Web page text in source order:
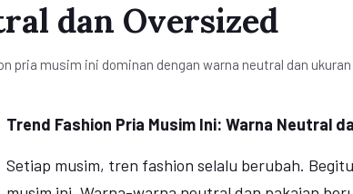
dan Oversized
pria musim ini dominan dengan warna neutral dan ukuran
Trend Fashion Pria Musim Ini: Warna Neutral
Setiap musim, tren fashion selalu berubah.